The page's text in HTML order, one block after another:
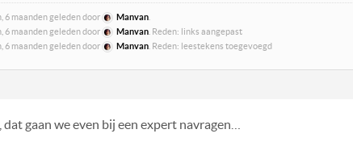
6 maanden geleden door Manvan
6 maanden geleden door
Manvan . Reden: links aangepast
6 maanden geleden door
Manvan . Reden: leestekens toegevoegd
, dat gaan we even bij een expert navragen…